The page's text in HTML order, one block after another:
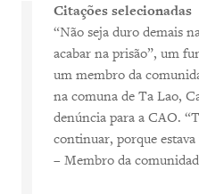
Citações selecionadas
“Não seja duro demais
acabar na prisão”, um
um membro da
na comuna de Ta Lao,
denúncia para a CAO.
continuar, porque estava
– Membro da